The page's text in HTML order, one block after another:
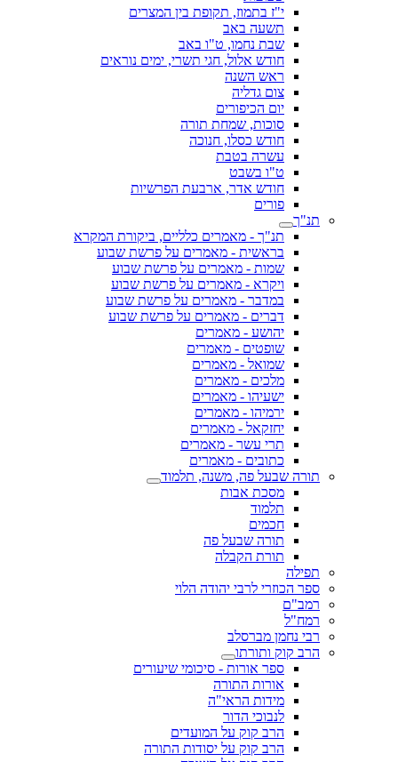
י"ז בתמוז, תקופת בין המצרים
תשעה באב
שבת נחמו, ט"ו באב
חודש אלול, חגי תשרי, ימים נוראים
ראש השנה
צום גדליה
יום הכיפורים
סוכות, שמחת תורה
חודש כסלו, חנוכה
עשרה בטבת
ט"ו בשבט
חודש אדר, ארבעת הפרשיות
פורים
תנ"ך
תנ"ך - מאמרים כלליים, ביקורת המקרא
בראשית - מאמרים על פרשת שבוע
שמות - מאמרים על פרשת שבוע
ויקרא - מאמרים על פרשת שבוע
במדבר - מאמרים על פרשת שבוע
דברים - מאמרים על פרשת שבוע
יהושע - מאמרים
שופטים - מאמרים
שמואל - מאמרים
מלכים - מאמרים
ישעיהו - מאמרים
ירמיהו - מאמרים
יחזקאל - מאמרים
תרי עשר - מאמרים
כתובים - מאמרים
תורה שבעל פה, משנה, תלמוד
מסכת אבות
תלמוד
חכמים
תורה שבעל פה
תורת הקבלה
תפילה
ספר הכוזרי לרבי יהודה הלוי
רמב"ם
רמח"ל
רבי נחמן מברסלב
הרב קוק ותורתו
ספר אורות - סיכומי שיעורים
אורות התורה
מידות הראי"ה
לנבוכי הדור
הרב קוק על המועדים
הרב קוק על יסודות התורה